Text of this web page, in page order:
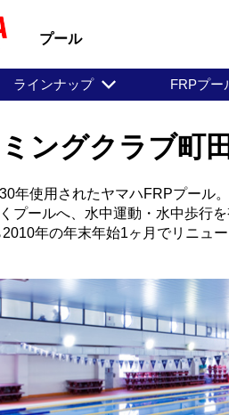
プール
ラインナップ FRPプー
ングクラブ町
年使用されたヤマハFRPプール。
プールへ、水中運動・水中歩行
年の年末年始1ヶ月でリニュ